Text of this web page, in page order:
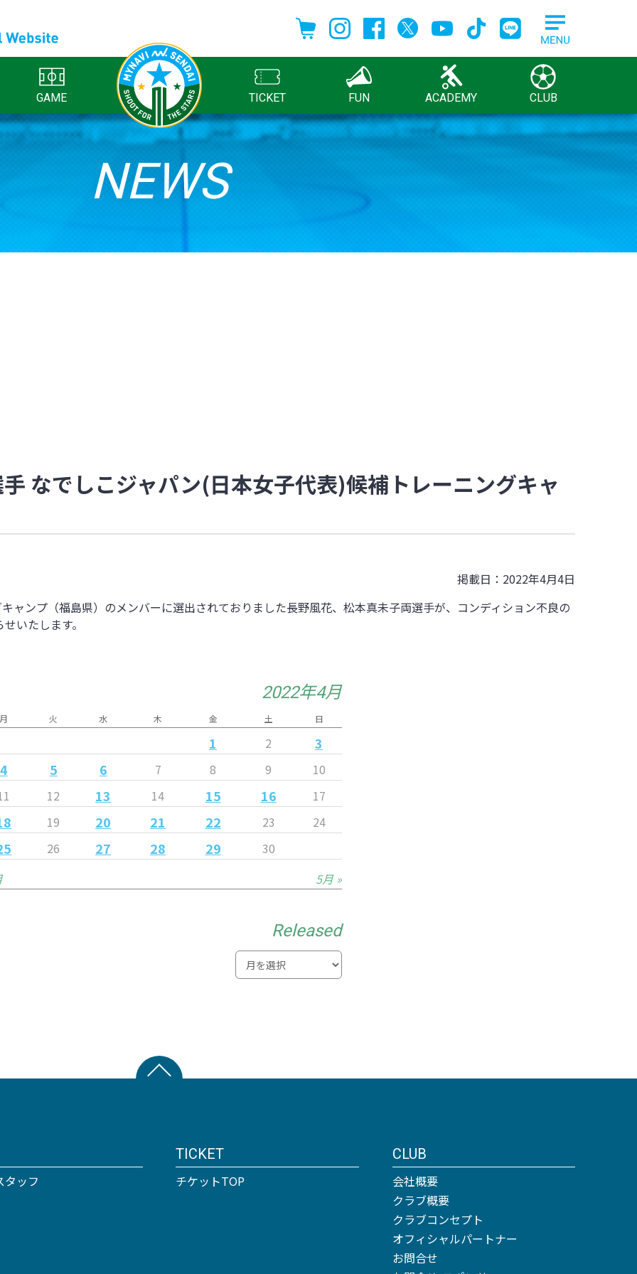
GAME TICKET FUN ACADEMY CLUB
NEWS
なでしこジャパン(日本女子代表)候補トレーニングキャ
掲載日：2022年4月4日
ャンプ（福島県）のメンバーに選出されておりました長野風花、松本真未子両選手が、コンディション不良の
いたします。
2022年4月
月 火 水 木 金 土 日
1 2
3
4
5 6 7 8 9
10
12 13 14 15 16 17
19 20 21 22 23 24
26 27 28 29
30
5月 »
Released
タッフ
TICKET
チケットTOP
CLUB
会社概要
クラブ概要
クラブコンセプト
オフィシャルパートナー
お問合せ